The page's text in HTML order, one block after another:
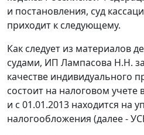
и постановления, суд
приходит к следующему.
Как следует из материалов
судами, ИП Лампасова Н.Н.
качестве индивидуального
состоит на налоговом учете
и с 01.01.2013 находится
налогообложения (далее -